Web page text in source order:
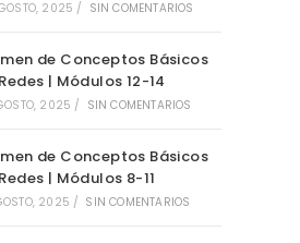
2025 / SIN COMENTARIOS
de Conceptos Básicos
| Módulos 12-14
2025 / SIN COMENTARIOS
de Conceptos Básicos
| Módulos 8-11
2025 / SIN COMENTARIOS